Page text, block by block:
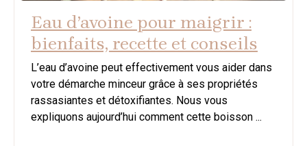
Eau d’avoine pour maigrir :
bienfaits, recette et conseils
L’eau d’avoine peut effectivement vous aider dans
votre démarche minceur grâce à ses propriétés
rassasiantes et détoxifiantes. Nous vous
expliquons aujourd’hui comment cette boisson ...